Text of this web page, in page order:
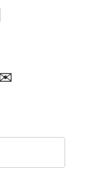
✉️